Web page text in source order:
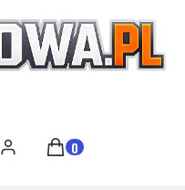
Zaloguj sięProdukty w koszyku:
Koszyk